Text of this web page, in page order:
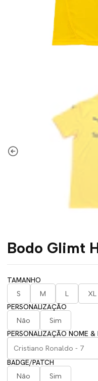
Bodo Glimt
TAMANHO
S
M L XL
PERSONALIZAÇÃO
Não
Sim
PERSONALIZAÇÃO NOME &
BADGE/PATCH
Não
Sim